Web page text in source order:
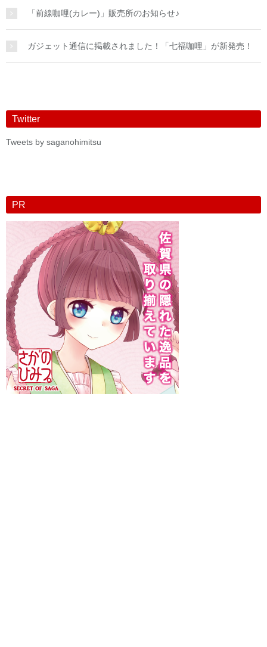
「前線咖哩(カレー)」販売所のお知らせ♪
ガジェット通信に掲載されました！「七福咖哩」が新発売！
Twitter
Tweets by saganohimitsu
PR